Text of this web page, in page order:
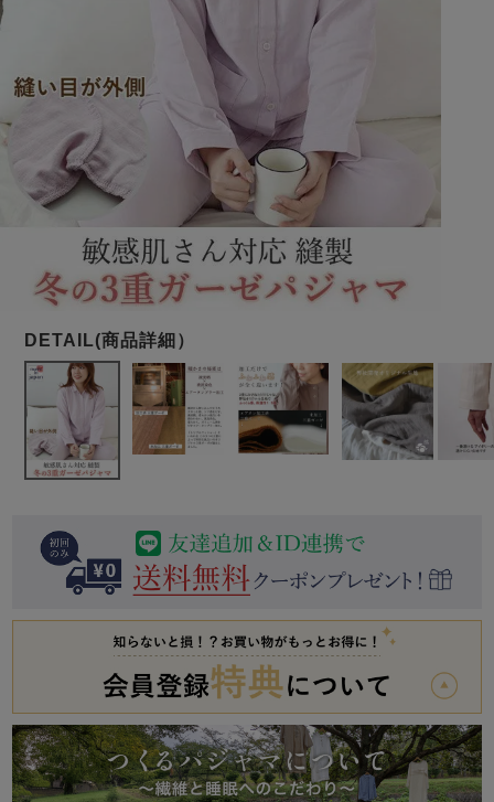
夏 秋
ガールズパジャマ
春 夏 冬
柳
ニット/ストレッチ
柄物
売れ筋ランキング
すべての生地一覧はこちら
インナーウェア 生活雑貨
売れ筋ランキング
- Item Ranking -
- New Arrival -
目的別でさがす一覧はこちら
ズボン単品
すべてのメン
ズ
パジャマ
長袖 半袖
前開き かぶり スリーパー
作務衣
ーブ
上着単品
ズボン単品
SDGsの取り組み